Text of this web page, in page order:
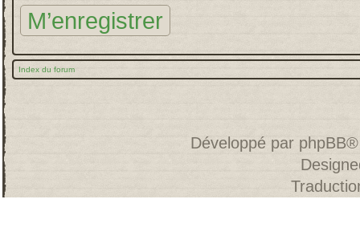
M’enregistrer
Index du forum
Développé par phpBB®